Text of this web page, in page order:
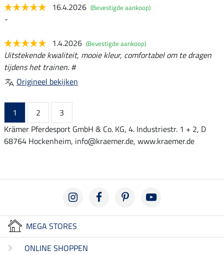
16.4.2026 (Bevestigde aankoop)
-
1.4.2026 (Bevestigde aankoop)
Uitstekende kwaliteit, mooie kleur, comfortabel om te dragen
tijdens het trainen. #
Origineel bekijken
1 2
3
Krämer Pferdesport GmbH & Co. KG, 4. Industriestr. 1 + 2, D
68764 Hockenheim, info@kraemer.de, www.kraemer.de
MEGA STORES
ONLINE SHOPPEN